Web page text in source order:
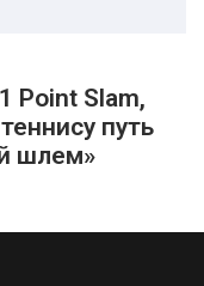
Point Slam,
путь
шлем»